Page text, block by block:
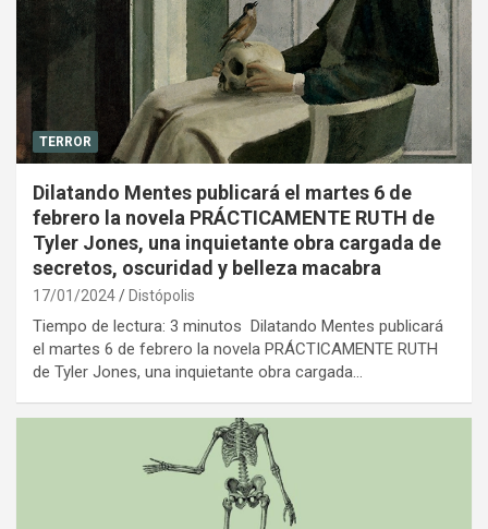
TERROR
Dilatando Mentes publicará el martes 6 de
febrero la novela PRÁCTICAMENTE RUTH de
Tyler Jones, una inquietante obra cargada de
secretos, oscuridad y belleza macabra
17/01/2024 Distópolis
Tiempo de lectura: 3 minutos Dilatando Mentes publicará
el martes 6 de febrero la novela PRÁCTICAMENTE RUTH
de Tyler Jones, una inquietante obra cargada…